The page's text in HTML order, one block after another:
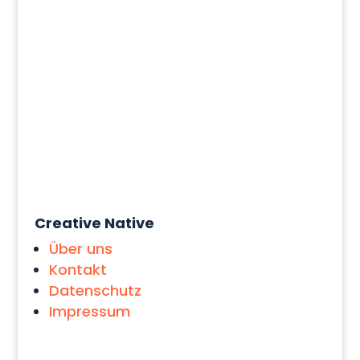
Creative Native
Über uns
Kontakt
Datenschutz
Impressum